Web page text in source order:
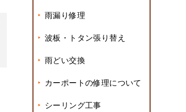
雨漏り修理
波板・トタン張り替え
雨どい交換
カーポートの修理について
シーリング工事